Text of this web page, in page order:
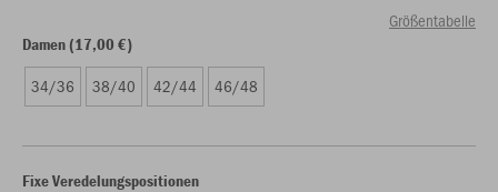
Größentabelle
Damen (17,00 €)
34/36 38/40 42/44 46/48
Fixe Veredelungspositionen